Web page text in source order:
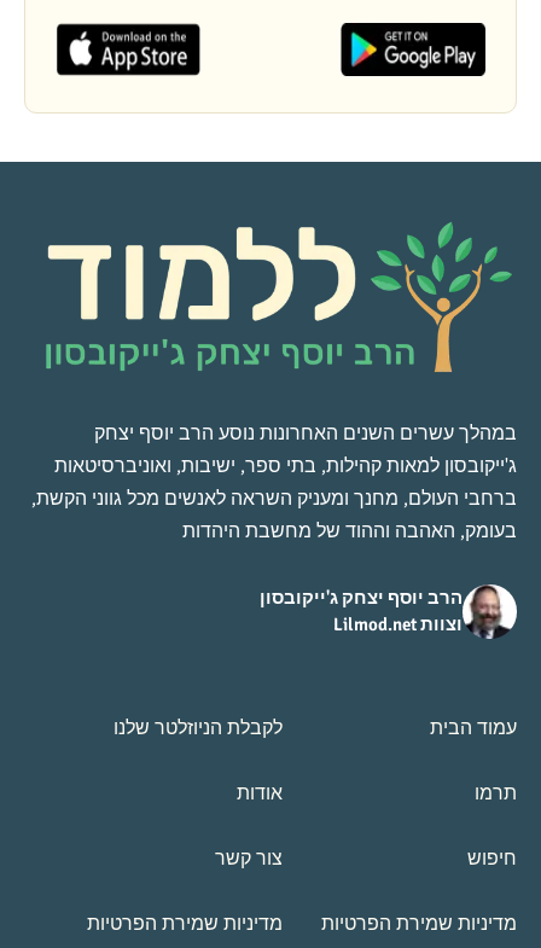
במהלך עשרים השנים האחרונות נוסע הרב יוסף יצחק
ג'ייקובסון למאות קהילות, בתי ספר, ישיבות, ואוניברסיטאות
ברחבי העולם, מחנך ומעניק השראה לאנשים מכל גווני הקשת,
בעומק, האהבה וההוד של מחשבת היהדות
הרב יוסף יצחק ג'ייקובסון
וצוות Lilmod.net
עמוד הבית לקבלת הניוזלטר שלנו
תרמו אודות
חיפוש צור קשר
מדיניות שמירת הפרטיות מדיניות שמירת הפרטיות